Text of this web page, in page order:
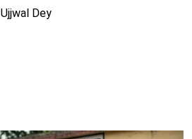
Ujjwal Dey